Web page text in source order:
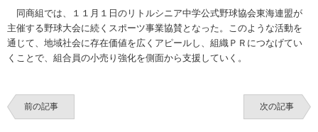
同商組では、１１月１日のリトルシニア中学公式野球協会東海連盟が
主催する野球大会に続くスポーツ事業協賛となった。このような活動を
通じて、地域社会に存在価値を広くアピールし、組織ＰＲにつなげてい
くことで、組合員の小売り強化を側面から支援していく。
前の記事 次の記事